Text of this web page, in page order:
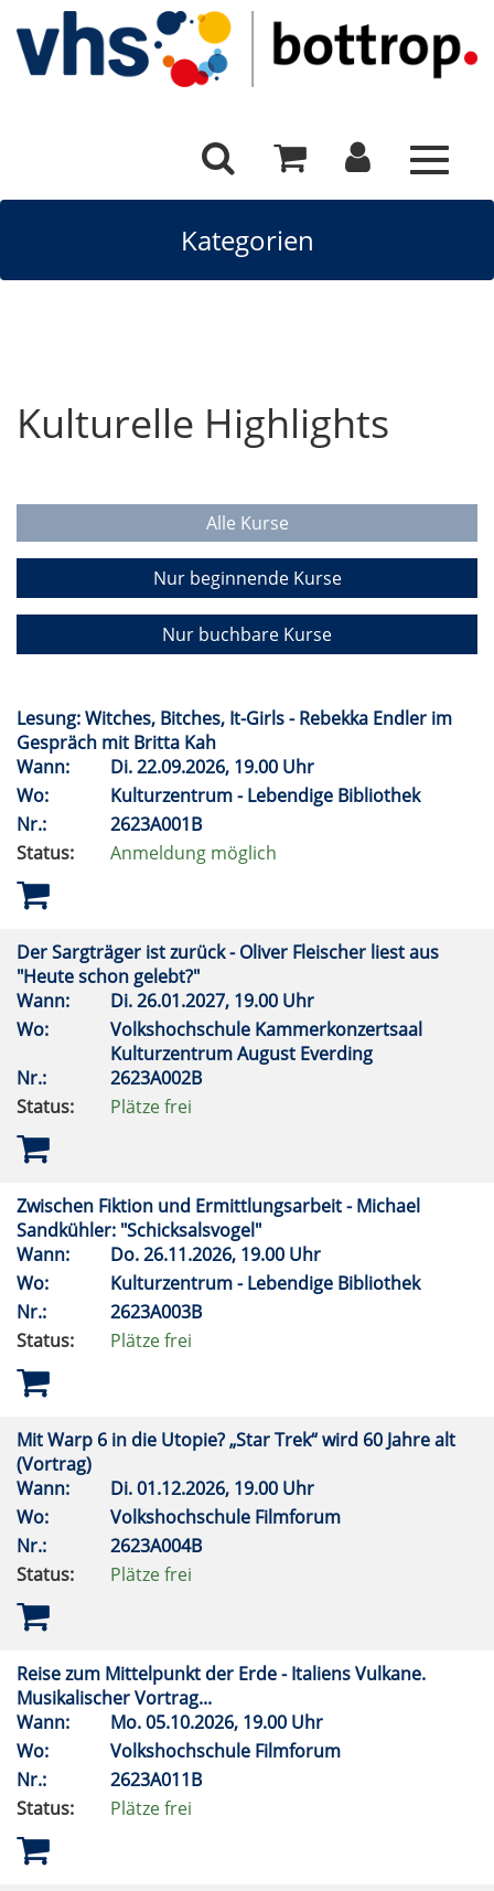
Toggle
Kategorien
Kulturelle Highlights
Alle Kurse
Nur beginnende Kurse
Nur buchbare Kurse
Lesung: Witches, Bitches, It-Girls - Rebekka Endler im
Gespräch mit Britta Kah
Wann:
Di.22.09.2026, 19.00 Uhr
Wo:
Kulturzentrum - Lebendige Bibliothek
Nr.:
2623A001B
Status:
Anmeldung möglich
Der Sargträger ist zurück - Oliver Fleischer liest aus
"Heute schon gelebt?"
Wann:
Di.26.01.2027, 19.00 Uhr
Wo:
Volkshochschule Kammerkonzertsaal
Kulturzentrum August Everding
Nr.:
2623A002B
Status:
Plätze frei
Zwischen Fiktion und Ermittlungsarbeit - Michael
Sandkühler: "Schicksalsvogel"
Wann:
Do.26.11.2026, 19.00 Uhr
Wo:
Kulturzentrum - Lebendige Bibliothek
Nr.:
2623A003B
Status:
Plätze frei
Mit Warp 6 in die Utopie? „Star Trek“ wird 60 Jahre alt
(Vortrag)
Wann:
Di.01.12.2026, 19.00 Uhr
Wo:
Volkshochschule Filmforum
Nr.:
2623A004B
Status:
Plätze frei
Reise zum Mittelpunkt der Erde - Italiens Vulkane.
Musikalischer Vortrag...
Wann:
Mo.05.10.2026, 19.00 Uhr
Wo:
Volkshochschule Filmforum
Nr.:
2623A011B
Status:
Plätze frei